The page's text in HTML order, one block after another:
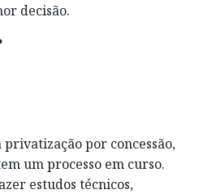
decisão.
privatização por concessão,
um processo em curso.
estudos técnicos,